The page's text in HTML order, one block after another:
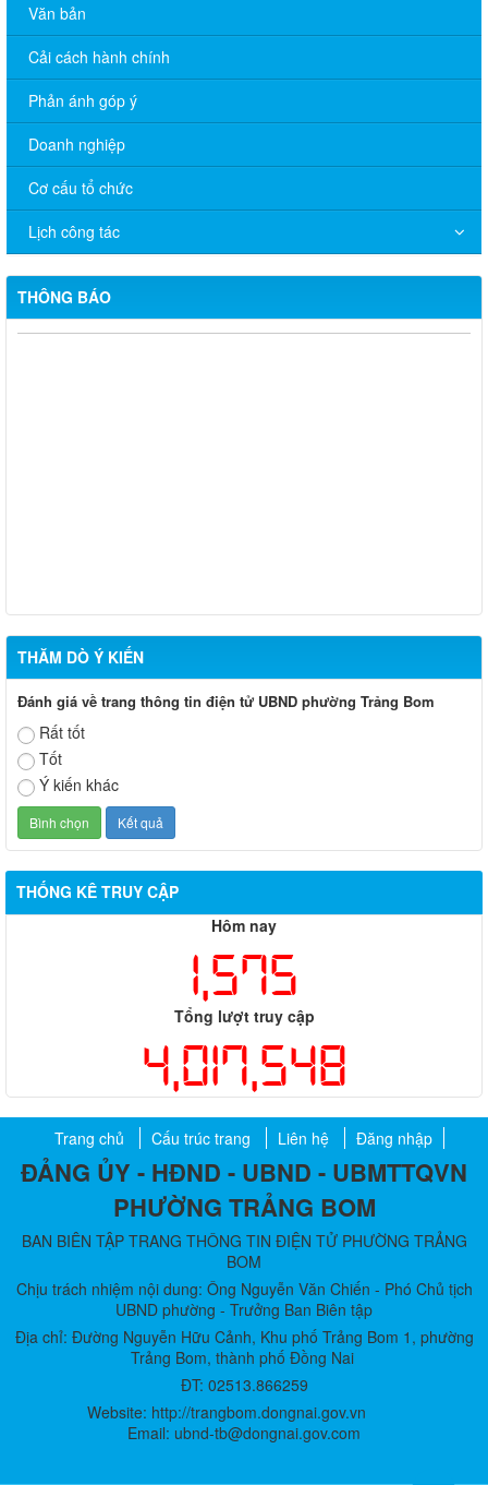
Văn bản
Cải cách hành chính
Phản ánh góp ý
Doanh nghiệp
Cơ cấu tổ chức
Lịch công tác
THÔNG BÁO
Quyết định 672/QĐ-UBND về việc cho phép chuyển mục đích
THĂM DÒ Ý KIẾN
Đánh giá về trang thông tin điện tử UBND phường Trảng Bom
Rất tốt
Tốt
Ý kiến khác
THỐNG KÊ TRUY CẬP
Hôm nay
1,575
Tổng lượt truy cập
4,017,548
Trang chủ Cấu trúc trang Liên hệ Đăng nhập
ĐẢNG ỦY - HĐND - UBND - UBMTTQVN
PHƯỜNG TRẢNG BOM
BAN BIÊN TẬP TRANG THÔNG TIN ĐIỆN TỬ PHƯỜNG TRẢNG
BOM
Chịu trách nhiệm nội dung: Ông Nguyễn Văn Chiến - Phó Chủ tịch
UBND phường - Trưởng Ban Biên tập
Địa chỉ: Đường Nguyễn Hữu Cảnh, Khu phố Trảng Bom 1, phường
Trảng Bom, thành phố Đồng Nai
ĐT: 02513.866259
Website: http://trangbom.dongnai.gov.vn
Email: ubnd-tb@dongnai.gov.com